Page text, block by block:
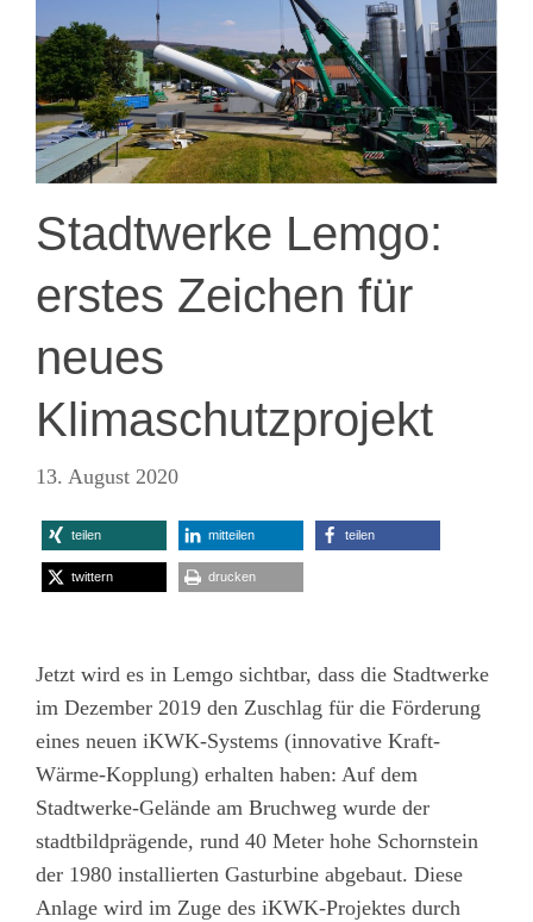
Stadtwerke Lemgo:
erstes Zeichen für
neues
Klimaschutzprojekt
13. August 2020
teilen mitteilen teilen
twittern drucken
Jetzt wird es in Lemgo sichtbar, dass die Stadtwerke
im Dezember 2019 den Zuschlag für die Förderung
eines neuen iKWK-Systems (innovative Kraft-
Wärme-Kopplung) erhalten haben: Auf dem
Stadtwerke-Gelände am Bruchweg wurde der
stadtbildprägende, rund 40 Meter hohe Schornstein
der 1980 installierten Gasturbine abgebaut. Diese
Anlage wird im Zuge des iKWK-Projektes durch